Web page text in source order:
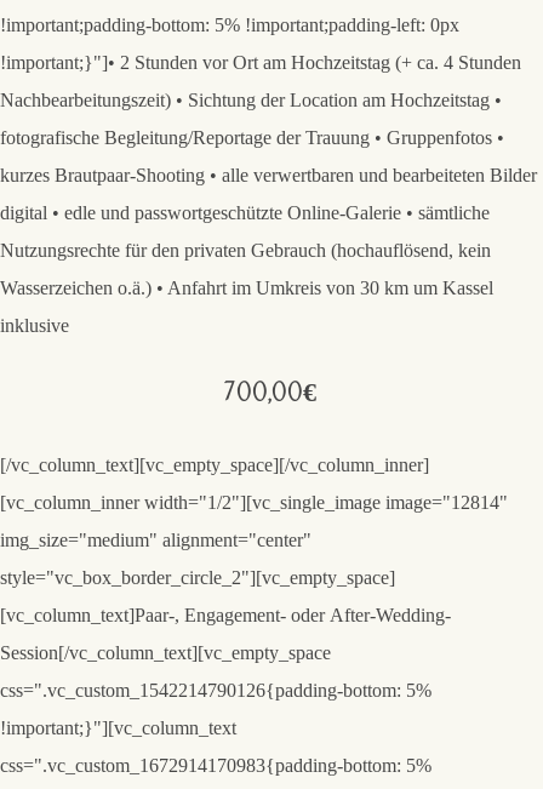
!important;padding-bottom: 5% !important;padding-left: 0px
!important;}"]• 2 Stunden vor Ort am Hochzeitstag (+ ca. 4 Stunden
Nachbearbeitungszeit) • Sichtung der Location am Hochzeitstag •
fotografische Begleitung/Reportage der Trauung • Gruppenfotos •
kurzes Brautpaar-Shooting • alle verwertbaren und bearbeiteten Bilder
digital • edle und passwortgeschützte Online-Galerie • sämtliche
Nutzungsrechte für den privaten Gebrauch (hochauflösend, kein
Wasserzeichen o.ä.) • Anfahrt im Umkreis von 30 km um Kassel
inklusive
700,00€
[/vc_column_text][vc_empty_space][/vc_column_inner]
[vc_column_inner width="1/2"][vc_single_image image="12814"
img_size="medium" alignment="center"
style="vc_box_border_circle_2"][vc_empty_space]
[vc_column_text]Paar-, Engagement- oder After-Wedding-
Session[/vc_column_text][vc_empty_space
css=".vc_custom_1542214790126{padding-bottom: 5%
!important;}"][vc_column_text
css=".vc_custom_1672914170983{padding-bottom: 5%